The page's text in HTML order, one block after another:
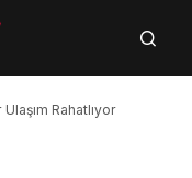
Rahatlıyor